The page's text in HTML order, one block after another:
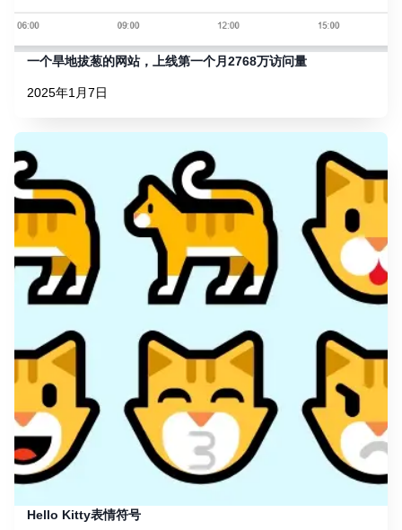
一个旱地拔葱的网站，上线第一个月2768万访问量
2025年1月7日
Hello Kitty表情符号